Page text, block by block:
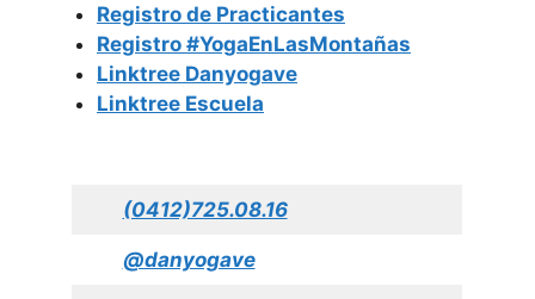
Registro de Practicantes
Registro #YogaEnLasMontañas
Linktree Danyogave
Linktree Escuela
(0412)725.08.16
@danyogave